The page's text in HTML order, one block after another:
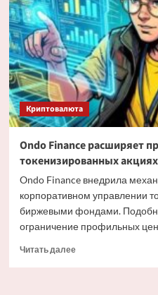
спроса
на
Bitcoin
Криптовалюта
Ondo Finance расширяет
токенизированных акциях
Ondo Finance внедрила
корпоративном управлении
биржевыми фондами.
ограничение профильных
Читать далееПрочитать